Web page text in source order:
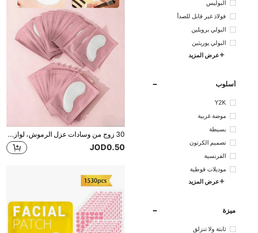
البوليس
فولاذ غير قابل للصدأ
البولي بروبلين
البولي يوريثين
عرض المزيد
أسلوب
Y2K
موضة غربية
بسيطة
تصميم الكرتون
الفرنسية
موديلات قوطية
عرض المزيد
ميزة
ثابتة ولا تنزلق
30 زوج من وسادات عزل الرموش، لوازم تمديد الرموش غير قابلة للتقشر، مناسبة لتمديد الرموش والعزل والحماية؛ رقع جل للعين، ملصقات عين قابلة للتنفس، وسادات تجميل الوجه، ملصقات التدريب؛ أدوات المكياج، أدوات الرموش، مناسبة كهدية للنساء أو هدية عيد الميلاد (اختياري 20 زوج/10 أزواج/1 زوج).
JOD0.50